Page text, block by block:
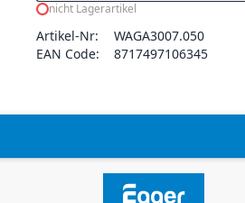
nicht Lagerartikel
Artikel-Nr:
WAGA3007.050
EAN Code:
8717497106345